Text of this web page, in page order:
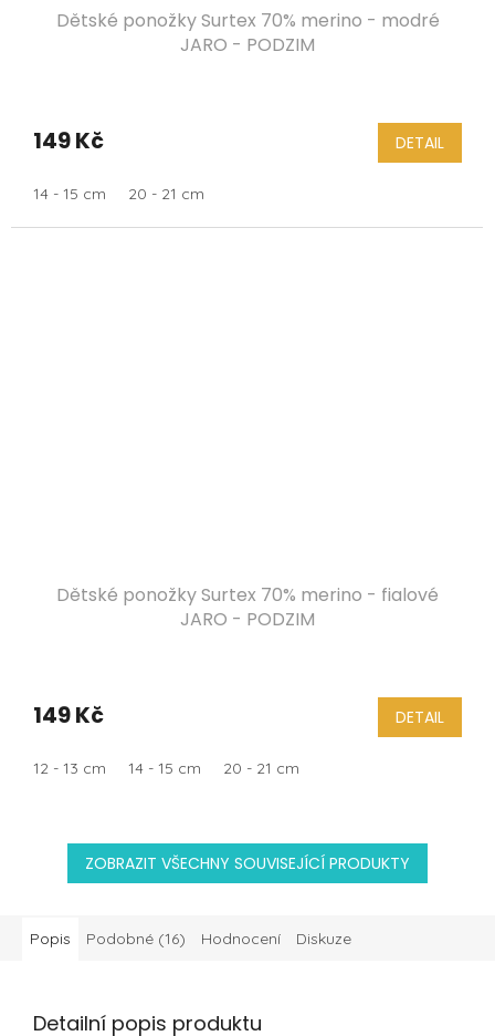
Dětské ponožky Surtex 70% merino - modré
JARO - PODZIM
149 Kč DETAIL
14 - 15 cm 20 - 21 cm
Dětské ponožky Surtex 70% merino - fialové
JARO - PODZIM
149 Kč DETAIL
12 - 13 cm 14 - 15 cm 20 - 21 cm
ZOBRAZIT VŠECHNY SOUVISEJÍCÍ PRODUKTY
Popis Podobné (16) Hodnocení Diskuze
Detailní popis produktu